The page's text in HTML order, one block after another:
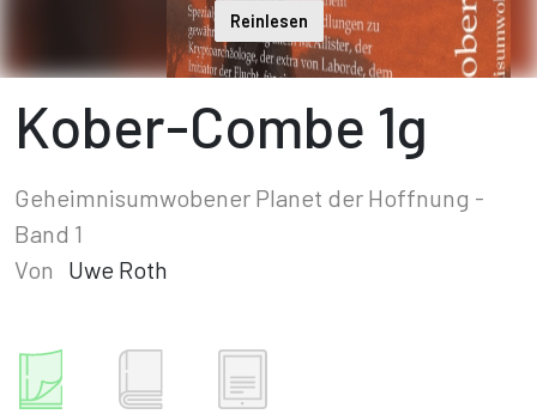
Reinlesen
Kober-Combe 1g
Geheimnisumwobener Planet der Hoffnung -
Band 1
Von
Uwe Roth